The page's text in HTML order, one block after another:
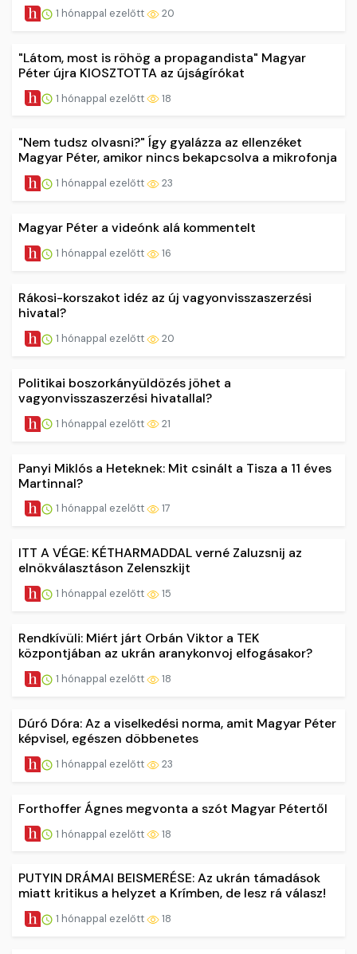
1 hónappal ezelőtt 20
"Látom, most is röhög a propagandista" Magyar
Péter újra KIOSZTOTTA az újságírókat
1 hónappal ezelőtt 18
"Nem tudsz olvasni?" Így gyalázza az ellenzéket
Magyar Péter, amikor nincs bekapcsolva a mikrofonja
1 hónappal ezelőtt 23
Magyar Péter a videónk alá kommentelt
1 hónappal ezelőtt 16
Rákosi-korszakot idéz az új vagyonvisszaszerzési
hivatal?
1 hónappal ezelőtt 20
Politikai boszorkányüldözés jöhet a
vagyonvisszaszerzési hivatallal?
1 hónappal ezelőtt 21
Panyi Miklós a Heteknek: Mit csinált a Tisza a 11 éves
Martinnal?
1 hónappal ezelőtt 17
ITT A VÉGE: KÉTHARMADDAL verné Zaluzsnij az
elnökválasztáson Zelenszkijt
1 hónappal ezelőtt 15
Rendkívüli: Miért járt Orbán Viktor a TEK
központjában az ukrán aranykonvoj elfogásakor?
1 hónappal ezelőtt 18
Dúró Dóra: Az a viselkedési norma, amit Magyar Péter
képvisel, egészen döbbenetes
1 hónappal ezelőtt 23
Forthoffer Ágnes megvonta a szót Magyar Pétertől
1 hónappal ezelőtt 18
PUTYIN DRÁMAI BEISMERÉSE: Az ukrán támadások
miatt kritikus a helyzet a Krímben, de lesz rá válasz!
1 hónappal ezelőtt 18